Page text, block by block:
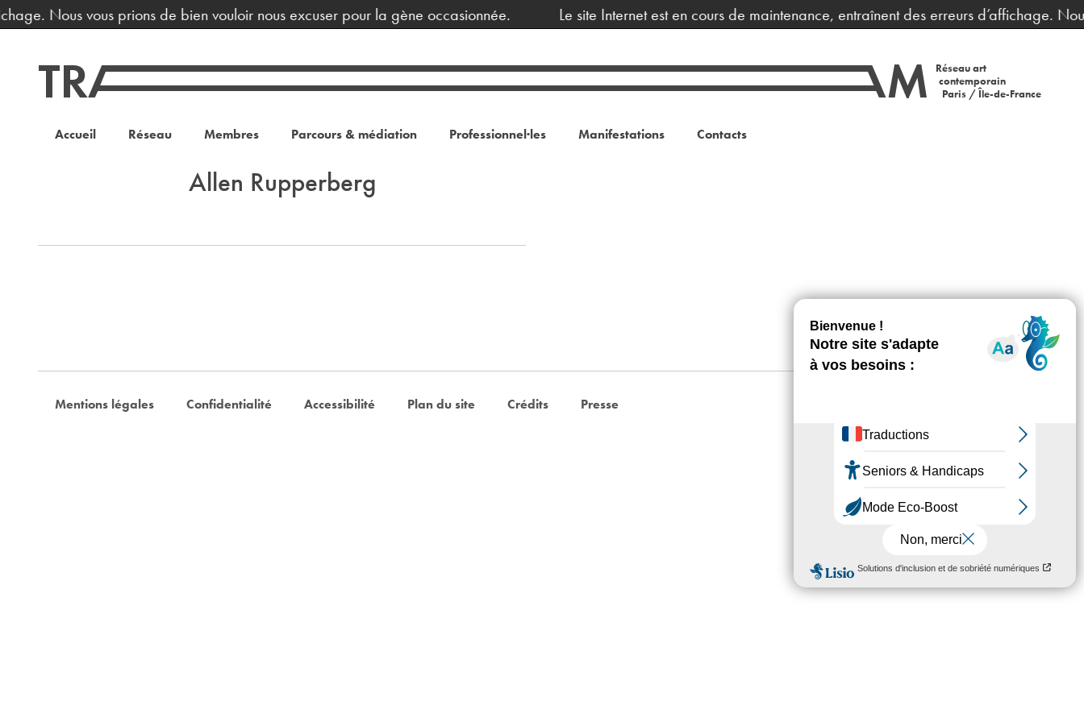
Nous vous prions de bien vouloir nous excuser pour la gène occasionnée. Le site Internet est en cours de maintenance, entraînent des erreurs d’affichage.
Réseau art
contemporain
Paris / Île-de-France
Accueil Réseau Membres Parcours & médiation Professionnel·les Manifestations Contacts
Allen Rupperberg
Mentions légales Confidentialité Accessibilité Plan du site Crédits Presse